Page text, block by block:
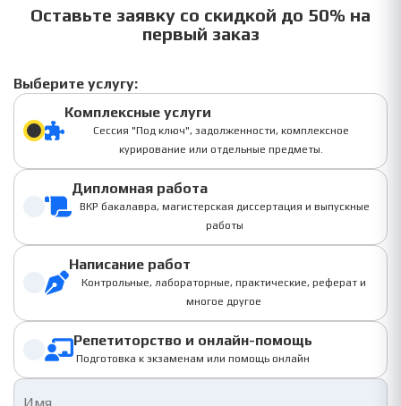
Оставьте заявку со скидкой до 50% на
первый заказ
Выберите услугу:
Комплексные услуги
Сессия "Под ключ", задолженности, комплексное
курирование или отдельные предметы.
Дипломная работа
ВКР бакалавра, магистерская диссертация и выпускные
работы
Написание работ
Контрольные, лабораторные, практические, реферат и
многое другое
Репетиторство и онлайн-помощь
Подготовка к экзаменам или помощь онлайн